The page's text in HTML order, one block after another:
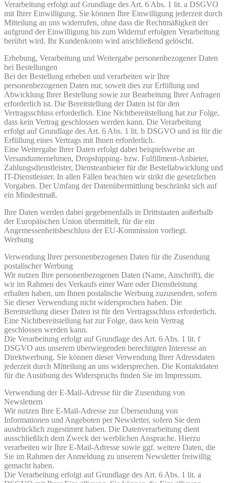
Verarbeitung erfolgt auf Grundlage des Art. 6 Abs. 1 lit. a DSGVO
mit Ihrer Einwilligung. Sie können Ihre Einwilligung jederzeit durch
Mitteilung an uns widerrufen, ohne dass die Rechtmäßigkeit der
aufgrund der Einwilligung bis zum Widerruf erfolgten Verarbeitung
berührt wird. Ihr Kundenkonto wird anschließend gelöscht.
Erhebung, Verarbeitung und Weitergabe personenbezogener Daten
bei Bestellungen
Bei der Bestellung erheben und verarbeiten wir Ihre
personenbezogenen Daten nur, soweit dies zur Erfüllung und
Abwicklung Ihrer Bestellung sowie zur Bearbeitung Ihrer Anfragen
erforderlich ist. Die Bereitstellung der Daten ist für den
Vertragsschluss erforderlich. Eine Nichtbereitstellung hat zur Folge,
dass kein Vertrag geschlossen werden kann. Die Verarbeitung
erfolgt auf Grundlage des Art. 6 Abs. 1 lit. b DSGVO und ist für die
Erfüllung eines Vertrags mit Ihnen erforderlich.
Eine Weitergabe Ihrer Daten erfolgt dabei beispielsweise an
Versandunternehmen, Dropshipping- bzw. Fulfillment-Anbieter,
Zahlungsdienstleister, Diensteanbieter für die Bestellabwicklung und
IT-Dienstleister. In allen Fällen beachten wir strikt die gesetzlichen
Vorgaben. Der Umfang der Datenübermittlung beschränkt sich auf
ein Mindestmaß.
Ihre Daten werden dabei gegebenenfalls in Drittstaaten außerhalb
der Europäischen Union übermittelt, für die ein
Angemessenheitsbeschluss der EU-Kommission vorliegt.
Werbung
Verwendung Ihrer personenbezogenen Daten für die Zusendung
postalischer Werbung
Wir nutzen Ihre personenbezogenen Daten (Name, Anschrift), die
wir im Rahmen des Verkaufs einer Ware oder Dienstleistung
erhalten haben, um Ihnen postalische Werbung zuzusenden, sofern
Sie dieser Verwendung nicht widersprochen haben. Die
Bereitstellung dieser Daten ist für den Vertragsschluss erforderlich.
Eine Nichtbereitstellung hat zur Folge, dass kein Vertrag
geschlossen werden kann.
Die Verarbeitung erfolgt auf Grundlage des Art. 6 Abs. 1 lit. f
DSGVO aus unserem überwiegenden berechtigten Interesse an
Direktwerbung. Sie können dieser Verwendung Ihrer Adressdaten
jederzeit durch Mitteilung an uns widersprechen. Die Kontaktdaten
für die Ausübung des Widerspruchs finden Sie im Impressum.
Verwendung der E-Mail-Adresse für die Zusendung von
Newslettern
Wir nutzen Ihre E-Mail-Adresse zur Übersendung von
Informationen und Angeboten per Newsletter, sofern Sie dem
ausdrücklich zugestimmt haben. Die Datenverarbeitung dient
ausschließlich dem Zweck der werblichen Ansprache. Hierzu
verarbeiten wir Ihre E-Mail-Adresse sowie ggf. weitere Daten, die
Sie im Rahmen der Anmeldung zu unserem Newsletter freiwillig
gemacht haben.
Die Verarbeitung erfolgt auf Grundlage des Art. 6 Abs. 1 lit. a